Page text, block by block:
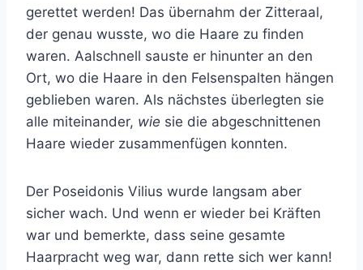
gerettet werden! Das übernahm der Zitteraal,
der genau wusste, wo die Haare zu finden
waren. Aalschnell sauste er hinunter an den
Ort, wo die Haare in den Felsenspalten hängen
geblieben waren. Als nächstes überlegten sie
alle miteinander, wie sie die abgeschnittenen
Haare wieder zusammenfügen konnten.
Der Poseidonis Vilius wurde langsam aber
sicher wach. Und wenn er wieder bei Kräften
war und bemerkte, dass seine gesamte
Haarpracht weg war, dann rette sich wer kann!